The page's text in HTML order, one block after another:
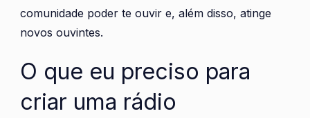
comunidade poder te ouvir e, além disso, atinge
novos ouvintes.
O que eu preciso para
criar uma rádio